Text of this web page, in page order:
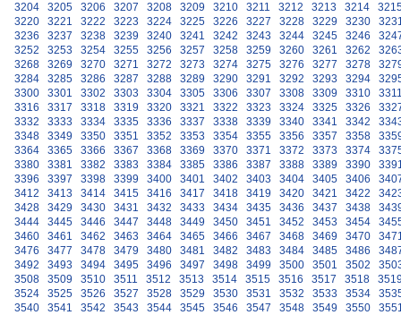
3204
3205 3206 3207 3208 3209 3210 3211 3212 3213 3214
3220
3221 3222 3223 3224 3225 3226 3227 3228 3229 3230
3236
3237 3238 3239 3240 3241 3242 3243 3244 3245 3246
3252
3253 3254 3255 3256 3257 3258 3259 3260 3261 3262
3268
3269 3270 3271 3272 3273 3274 3275 3276 3277 3278
3284
3285 3286 3287 3288 3289 3290 3291 3292 3293 3294
3300
3301 3302 3303 3304 3305 3306 3307 3308 3309 3310
3316
3317 3318 3319 3320 3321 3322 3323 3324 3325 3326
3332
3333 3334 3335 3336 3337 3338 3339 3340 3341 3342
3348
3349 3350 3351 3352 3353 3354 3355 3356 3357 3358
3364
3365 3366 3367 3368 3369 3370 3371 3372 3373 3374
3380
3381 3382 3383 3384 3385 3386 3387 3388 3389 3390
3396
3397 3398 3399 3400 3401 3402 3403 3404 3405 3406
3412
3413 3414 3415 3416 3417 3418 3419 3420 3421 3422
3428
3429 3430 3431 3432 3433 3434 3435 3436 3437 3438
3444
3445 3446 3447 3448 3449 3450 3451 3452 3453 3454
3460
3461 3462 3463 3464 3465 3466 3467 3468 3469 3470
3476
3477 3478 3479 3480 3481 3482 3483 3484 3485 3486
3492
3493 3494 3495 3496 3497 3498 3499 3500 3501 3502
3508
3509 3510 3511 3512 3513 3514 3515 3516 3517 3518
3524
3525 3526 3527 3528 3529 3530 3531 3532 3533 3534
3540
3541 3542 3543 3544 3545 3546 3547 3548 3549 3550